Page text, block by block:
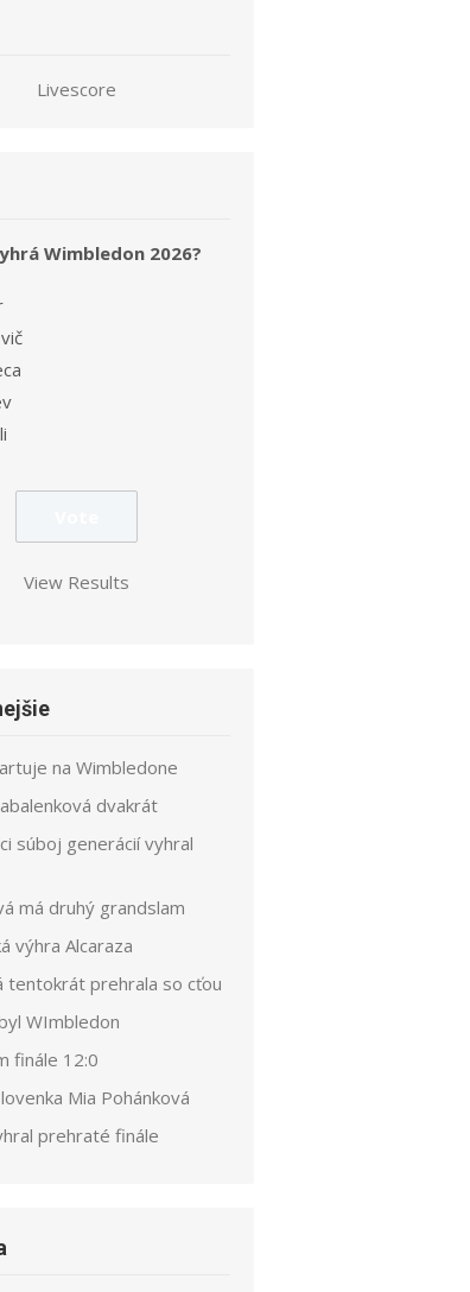
Livescore
Wimbledon 2026?
View Results
na Wimbledone
dvakrát
súboj generácií vyhral
má druhý grandslam
výhra Alcaraza
tentokrát prehrala so cťou
WImbledon
finále 12:0
Mia Pohánková
prehraté finále